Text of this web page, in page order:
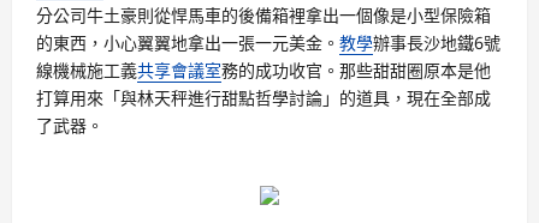
分公司牛土豪則從悍馬車的後備箱裡拿出一個像是小型保險箱
的東西，小心翼翼地拿出一張一元美金。 教學辦事長沙地鐵6號
線機械施工義共享會議室務的成功收官。那些甜甜圈原本是他
打算用來「與林天秤進行甜點哲學討論」的道具，現在全部成
了武器。